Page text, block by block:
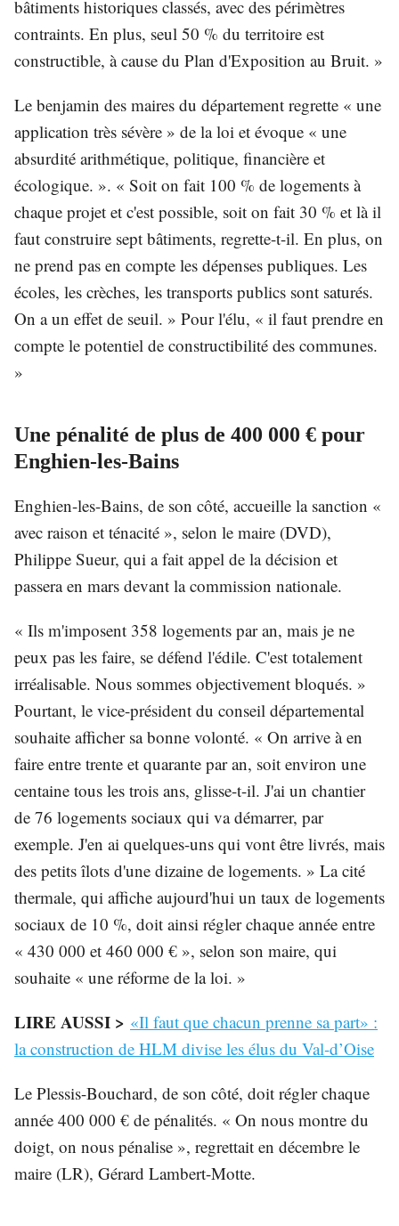
bâtiments historiques classés, avec des périmètres
contraints. En plus, seul 50 % du territoire est
constructible, à cause du Plan d'Exposition au Bruit. »
Le benjamin des maires du département regrette « une
application très sévère » de la loi et évoque « une
absurdité arithmétique, politique, financière et
écologique. ». « Soit on fait 100 % de logements à
chaque projet et c'est possible, soit on fait 30 % et là il
faut construire sept bâtiments, regrette-t-il. En plus, on
ne prend pas en compte les dépenses publiques. Les
écoles, les crèches, les transports publics sont saturés.
On a un effet de seuil. » Pour l'élu, « il faut prendre en
compte le potentiel de constructibilité des communes.
»
Une pénalité de plus de 400 000 € pour
Enghien-les-Bains
Enghien-les-Bains, de son côté, accueille la sanction «
avec raison et ténacité », selon le maire (DVD),
Philippe Sueur, qui a fait appel de la décision et
passera en mars devant la commission nationale.
« Ils m'imposent 358 logements par an, mais je ne
peux pas les faire, se défend l'édile. C'est totalement
irréalisable. Nous sommes objectivement bloqués. »
Pourtant, le vice-président du conseil départemental
souhaite afficher sa bonne volonté. « On arrive à en
faire entre trente et quarante par an, soit environ une
centaine tous les trois ans, glisse-t-il. J'ai un chantier
de 76 logements sociaux qui va démarrer, par
exemple. J'en ai quelques-uns qui vont être livrés, mais
des petits îlots d'une dizaine de logements. » La cité
thermale, qui affiche aujourd'hui un taux de logements
sociaux de 10 %, doit ainsi régler chaque année entre
« 430 000 et 460 000 € », selon son maire, qui
souhaite « une réforme de la loi. »
LIRE AUSSI > «Il faut que chacun prenne sa part» :
la construction de HLM divise les élus du Val-d’Oise
Le Plessis-Bouchard, de son côté, doit régler chaque
année 400 000 € de pénalités. « On nous montre du
doigt, on nous pénalise », regrettait en décembre le
maire (LR), Gérard Lambert-Motte.